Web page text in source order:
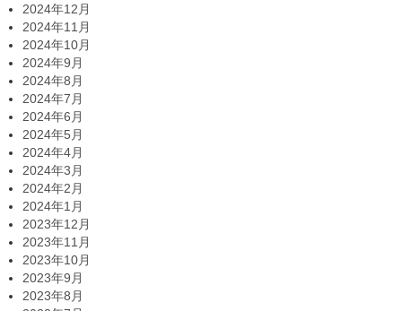
2024年12月
2024年11月
2024年10月
2024年9月
2024年8月
2024年7月
2024年6月
2024年5月
2024年4月
2024年3月
2024年2月
2024年1月
2023年12月
2023年11月
2023年10月
2023年9月
2023年8月